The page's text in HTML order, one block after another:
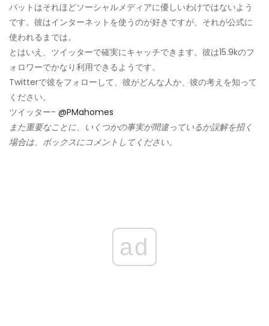
パットはそれほどソーシャルメディアに優しいわけではないよう
です。彼はインターネットを使うのが好きですが、それが公式に
使われるまでは。
とはいえ、ツイッターで確実にキャッチできます。彼は15.9kのフ
ォロワーでかなり利用できるようです。
Twitterで彼をフォローして、彼がどんな人か、彼の考えを知って
ください。
ツイッター- @PMahomes
また重要なことに、いくつかの事実が間違っているか誤解を招く
場合は、ボックスにコメントしてください。
ad